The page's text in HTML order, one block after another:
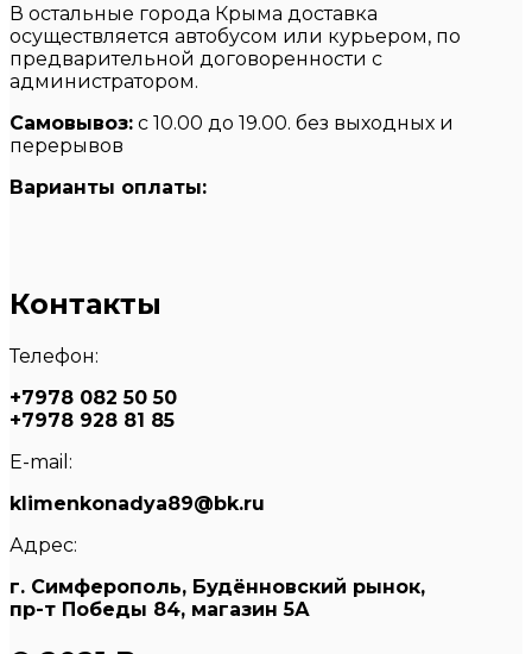
В остальные города Крыма доставка
осуществляется автобусом или курьером, по
предварительной договоренности с
администратором.
Самовывоз: с 10.00 до 19.00. без выходных и
перерывов
Варианты оплаты:
Контакты
Телефон:
+7978 082 50 50
+7978 928 81 85
E-mail:
klimenkonadya89@bk.ru
Адрес:
г. Симферополь, Будённовский рынок,
пр-т Победы 84, магазин 5А